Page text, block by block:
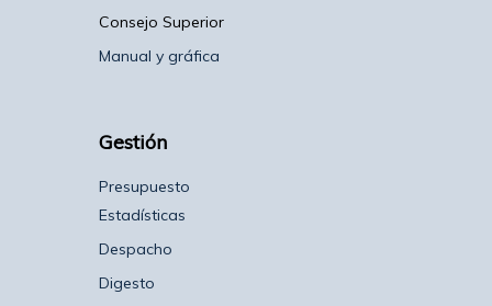
Consejo Superior
Manual y gráfica
Gestión
Presupuesto
Estadísticas
Despacho
Digesto